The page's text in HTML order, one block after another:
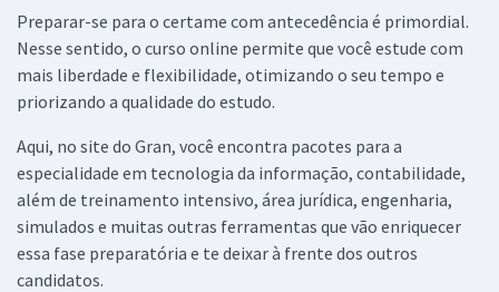
Preparar-se para o certame com antecedência é primordial.
Nesse sentido, o curso online permite que você estude com
mais liberdade e flexibilidade, otimizando o seu tempo e
priorizando a qualidade do estudo.
Aqui, no site do Gran, você encontra pacotes para a
especialidade em tecnologia da informação, contabilidade,
além de treinamento intensivo, área jurídica, engenharia,
simulados e muitas outras ferramentas que vão enriquecer
essa fase preparatória e te deixar à frente dos outros
candidatos.